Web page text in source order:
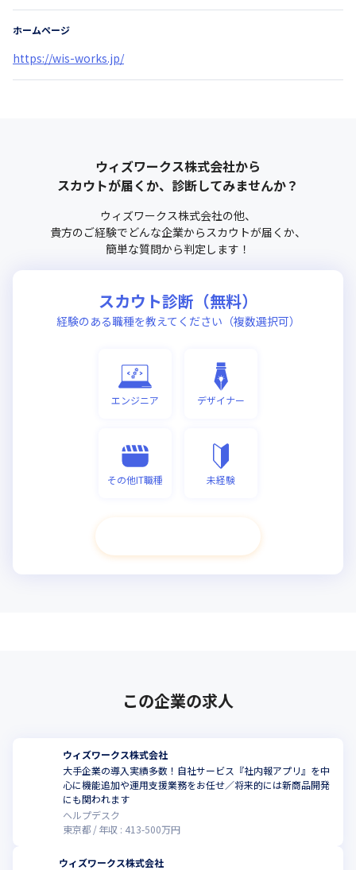
ホームページ
https://wis-works.jp/
ウィズワークス株式会社から
スカウトが届くか、診断してみませんか？
ウィズワークス株式会社の他、
貴方のご経験でどんな企業からスカウトが届くか、
簡単な質問から判定します！
スカウト診断（無料）
経験のある職種を教えてください（複数選択可）
エンジニア デザイナー
その他IT職種 未経験
この企業の求人
ウィズワークス株式会社
大手企業の導入実績多数！自社サービス『社内報アプリ』を中
心に機能追加や運用支援業務をお任せ／将来的には新商品開発
にも関われます
ヘルプデスク
東京都
年収 : 413-500万円
ウィズワークス株式会社